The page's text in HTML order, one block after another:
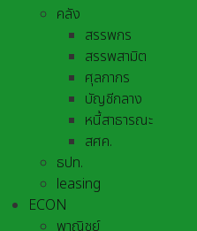
คลัง
สรรพกร
สรรพสามิต
ศุลกากร
บัญชีกลาง
หนี้สาธารณะ
สศค.
ธปท.
leasing
ECON
พาณิชย์